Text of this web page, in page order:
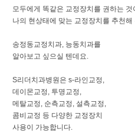
모두에게 똑같은 교정장치를 권하는 것
나의 현상태에 맞는 교정장치를 추천해
송정동교정치과, 능동치과를
알아보고 싶으실 텐데요.
S리더치과병원은 s-라인교정,
데이몬교정, 투명교정,
메탈교정, 순측교정, 설측교정,
콤비교정 등 다양한 교정장치
사용이 가능합니다.